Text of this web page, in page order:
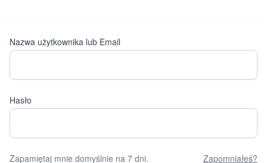
Nazwa użytkownika lub Email
Hasło
Zapamiętaj mnie domyślnie na 7 dni. Zapomniałeś?